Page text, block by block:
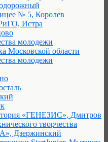
№ 5, Королев
Истра
молодежи
Московской области
молодежи
«ГЕНЕЗИС», Дмитров
творчества
Дзержинский